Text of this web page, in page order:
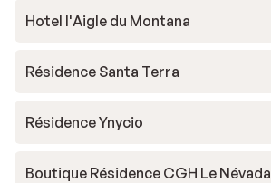
Hotel l'Aigle du Montana
Résidence Santa Terra
Résidence Ynycio
Boutique Résidence CGH Le Névada